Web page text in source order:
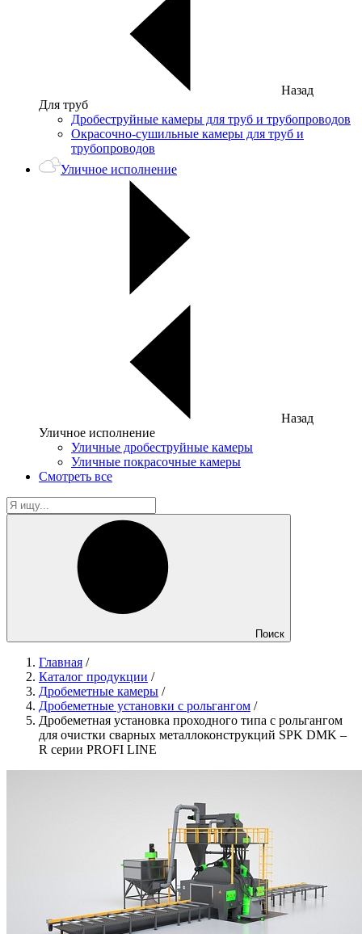
Назад
Для труб
Дробеструйные камеры для труб и трубопроводов
Окрасочно-сушильные камеры для труб и
трубопроводов
Уличное исполнение
Назад
Уличное исполнение
Уличные дробеструйные камеры
Уличные покрасочные камеры
Смотреть все
Поиск
Главная /
Каталог продукции /
Дробеметные камеры /
Дробеметные установки с рольгангом /
Дробеметная установка проходного типа с рольгангом
для очистки сварных металлоконструкций SPK DMK –
R серии PROFI LINE